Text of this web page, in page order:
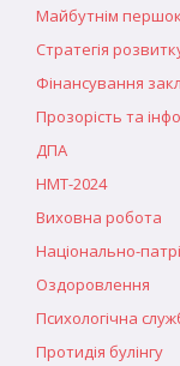
Майбутнім
Стратегія
Фінансування
Прозорість та
ДПА
НМТ-2024
Виховна робота
Національно-
Оздоровлення
Психологічна
Протидія булінгу